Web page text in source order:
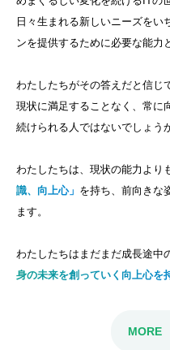
日々生まれる新しいニーズをい
ンを提供するために必要な能力
わたしたちがその答えだと信じ
現状に満足することなく、常に
続けられる人ではないでしょう
わたしたちは、現状の能力より
識、向上心」 を持ち、前向きな
ます。
わたしたちはまだまだ成長途中
身の未来を創っていく向上心を
MORE